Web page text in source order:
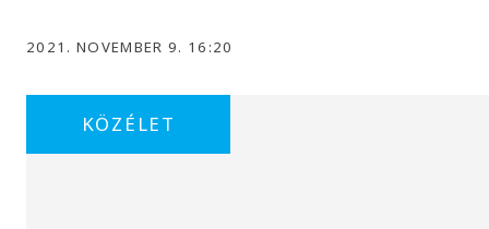
2021. NOVEMBER 9. 16:20
KÖZÉLET